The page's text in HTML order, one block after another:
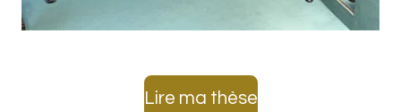
Lire ma thèse